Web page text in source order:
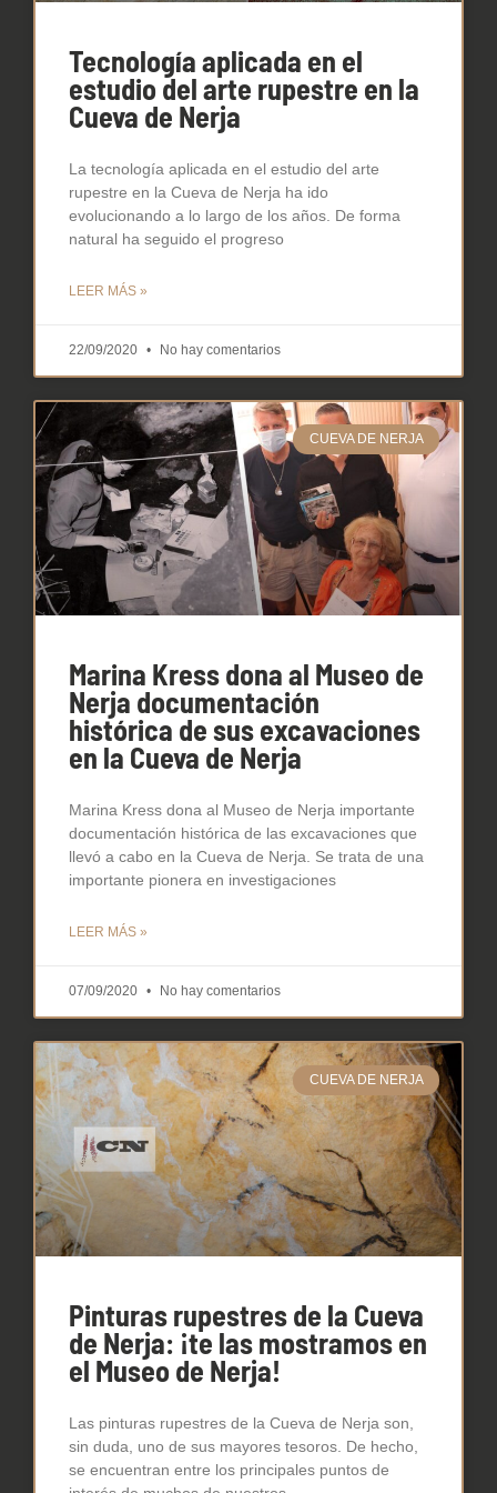
Tecnología aplicada en el
estudio del arte rupestre en la
Cueva de Nerja
La tecnología aplicada en el estudio del arte
rupestre en la Cueva de Nerja ha ido
evolucionando a lo largo de los años. De forma
natural ha seguido el progreso
LEER MÁS »
22/09/2020 No hay comentarios
CUEVA DE NERJA
Marina Kress dona al Museo de
Nerja documentación
histórica de sus excavaciones
en la Cueva de Nerja
Marina Kress dona al Museo de Nerja importante
documentación histórica de las excavaciones que
llevó a cabo en la Cueva de Nerja. Se trata de una
importante pionera en investigaciones
LEER MÁS »
07/09/2020 No hay comentarios
CUEVA DE NERJA
Pinturas rupestres de la Cueva
de Nerja: ¡te las mostramos en
el Museo de Nerja!
Las pinturas rupestres de la Cueva de Nerja son,
sin duda, uno de sus mayores tesoros. De hecho,
se encuentran entre los principales puntos de